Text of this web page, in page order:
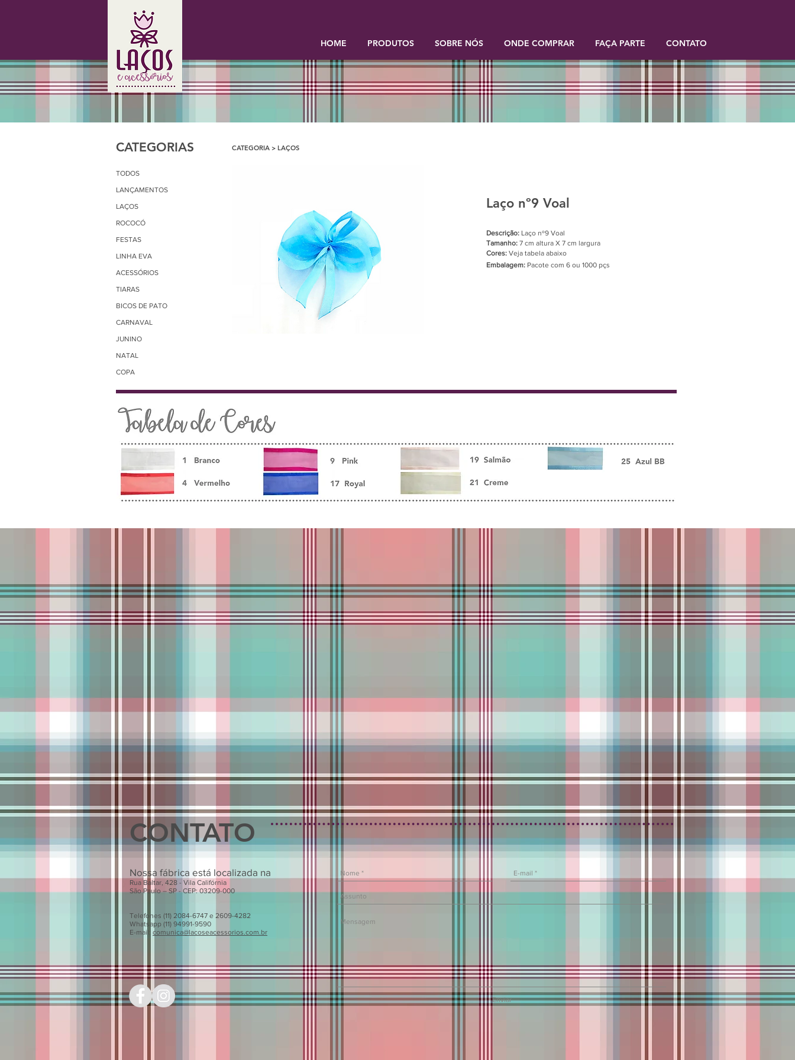
HOME PRODUTOS SOBRE NÓS ONDE COMPRAR FAÇA PARTE CONTATO
CATEGORIAS
Laço nº9 Voal
Descrição: Laço nº9 Voal
Tamanho: 7 cm altura X 7 cm largura
Cores: Veja tabela abaixo
Embalagem: Pacote com 6 ou 1000 pçs
TODOS
LANÇAMENTOS
LAÇOS
ROCOCÓ
FESTAS
LINHA EVA
ACESSÓRIOS
TIARAS
BICOS DE PATO
CARNAVAL
JUNINO
NATAL
COPA
CATEGORIA > LAÇOS
CONTATO
Nossa fábrica está localizada na
Rua Baltar, 428 - Vila Califórnia
São Paulo – SP - CEP: 03209-000
Telefones (11) 2084-6747 e 2609-4282
Whatsapp (11) 94991-9590
E-mail: comunica@lacoseacessorios.com.br
Enviar